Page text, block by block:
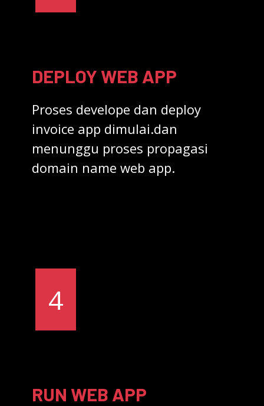
DEPLOY WEB APP
Proses develope dan deploy
invoice app dimulai.dan
menunggu proses propagasi
domain name web app.
4
RUN WEB APP